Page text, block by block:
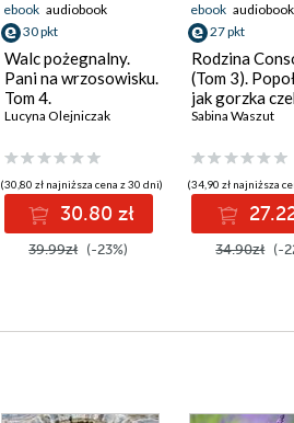
ebook audiobook
30 pkt
Walc pożegnalny.
Pani na wrzosowisku.
Tom 4.
Lucyna Olejniczak
(30,80 zł najniższa cena z 30 dni)
30.80 zł
39.99zł (-23%)
ebook audiobook
27 pkt
Rodzina
(Tom 3).
jak gorzka
Sabina Waszut
(34,90 zł najniższa
34.90zł (-